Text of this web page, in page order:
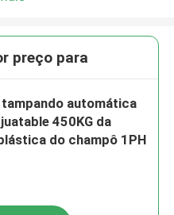
preço para
tampando automática
450KG da
do champô 1PH